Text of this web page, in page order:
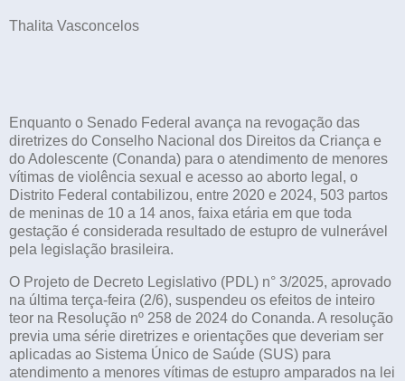
Thalita Vasconcelos
Enquanto o Senado Federal avança na revogação das
diretrizes do Conselho Nacional dos Direitos da Criança e
do Adolescente (Conanda) para o atendimento de menores
vítimas de violência sexual e acesso ao aborto legal, o
Distrito Federal contabilizou, entre 2020 e 2024, 503 partos
de meninas de 10 a 14 anos, faixa etária em que toda
gestação é considerada resultado de estupro de vulnerável
pela legislação brasileira.
O Projeto de Decreto Legislativo (PDL) n° 3/2025, aprovado
na última terça-feira (2/6), suspendeu os efeitos de inteiro
teor na Resolução nº 258 de 2024 do Conanda. A resolução
previa uma série diretrizes e orientações que deveriam ser
aplicadas ao Sistema Único de Saúde (SUS) para
atendimento a menores vítimas de estupro amparados na lei